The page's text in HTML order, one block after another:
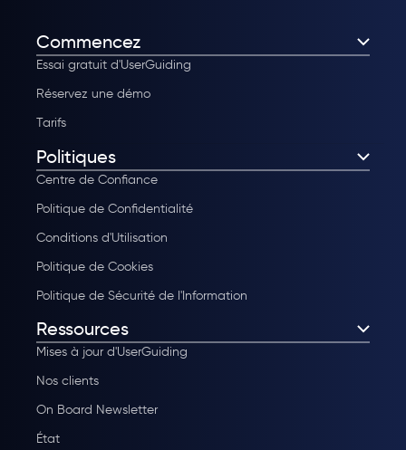
Commencez
Essai gratuit d'UserGuiding
Réservez une démo
Tarifs
Politiques
Centre de Confiance
Politique de Confidentialité
Conditions d'Utilisation
Politique de Cookies
Politique de Sécurité de l'Information
Ressources
Mises à jour d'UserGuiding
Nos clients
On Board Newsletter
État